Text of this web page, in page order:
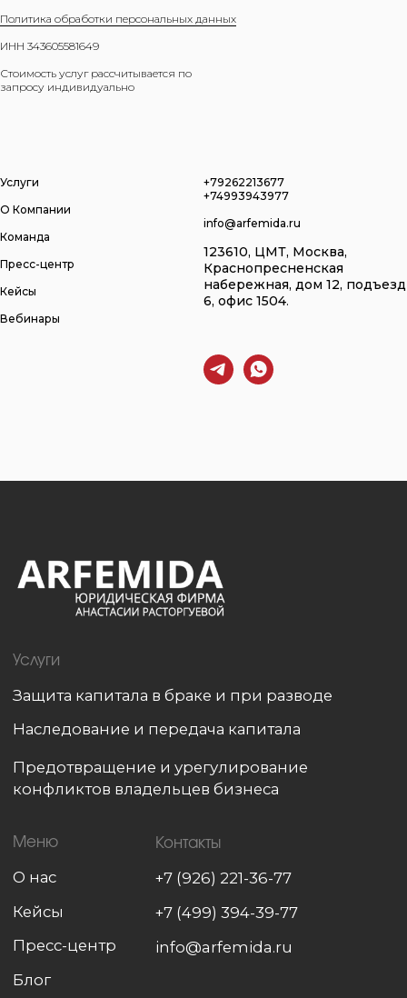
Политика обработки персональных данных
ИНН 343605581649
Стоимость услуг рассчитывается по
запросу индивидуально
Услуги
О Компании
Команда
Пресс-центр
Кейсы
Вебинары
+79262213677
+74993943977
info@arfemida.ru
123610, ЦМТ, Москва,
Краснопресненская
набережная, дом 12, подъезд
6, офис 1504.